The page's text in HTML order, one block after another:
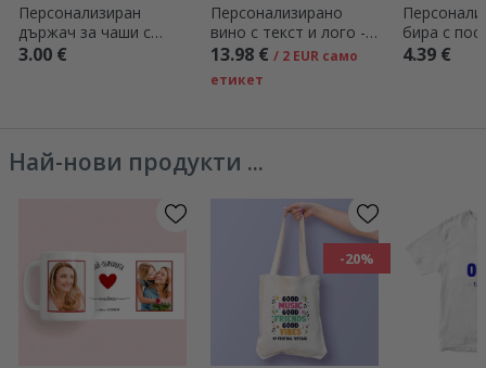
Персонализиран
държач за чаши с
лого и име - Paste
3.00 €
Персонализирано
вино с текст и лого -
Весела Великден!
13.98 € / 2 EUR само
етикет
бира с
зайчето
4.39 €
Най-нови продукти ...
-20%